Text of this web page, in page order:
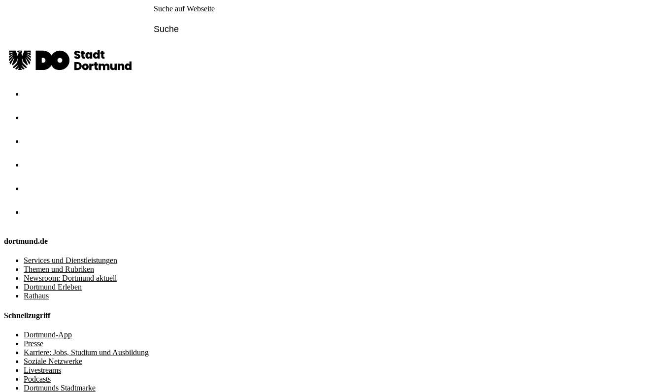
Suche auf Webseite
dortmund.de
Services und Dienstleistungen
Themen und Rubriken
Newsroom: Dortmund aktuell
Dortmund Erleben
Rathaus
Schnellzugriff
Dortmund-App
Presse
Karriere: Jobs, Studium und Ausbildung
Soziale Netzwerke
Livestreams
Podcasts
Dortmunds Stadtmarke